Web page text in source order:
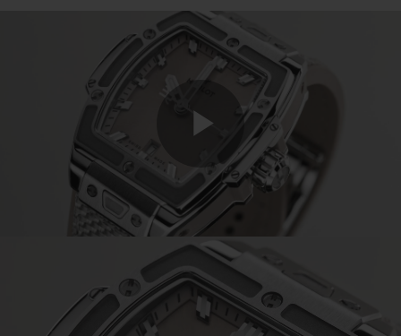
Play
Video